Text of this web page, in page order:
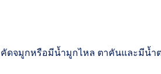
ดจมูกหรือมีน้ำมูกไหล ตาคันและมีน้